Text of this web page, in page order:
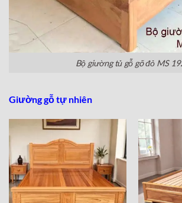
Bộ giường tủ gỗ gõ đỏ MS
Giường gỗ tự nhiên